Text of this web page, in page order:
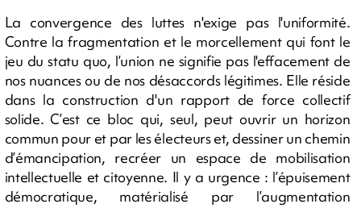
La convergence des luttes n'exige pas l'uniformité.
Contre la fragmentation et le morcellement qui font le
jeu du statu quo, l’union ne signifie pas l'effacement de
nos nuances ou de nos désaccords légitimes. Elle réside
dans la construction d'un rapport de force collectif
solide. C’est ce bloc qui, seul, peut ouvrir un horizon
commun pour et par les électeurs et, dessiner un chemin
d’émancipation, recréer un espace de mobilisation
intellectuelle et citoyenne. Il y a urgence : l’épuisement
démocratique, matérialisé par l’augmentation